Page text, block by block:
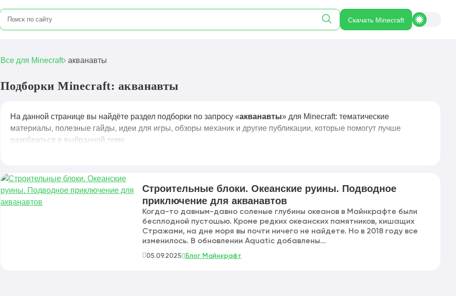
Скачать Minecraft
Все для Minecraft акванавты
Подборки Minecraft: акванавты
На данной странице вы найдёте раздел подборки по запросу «акванавты» для Minecraft: тематические
материалы, полезные гайды, идеи для игры, обзоры механик и другие публикации, которые помогут лучше
разобраться в выбранной теме.
Строительные блоки. Океанские руины. Подводное
приключение для акванавтов
Когда-то давным-давно соленые глубины океанов в Майнкрафте были
бесплодной пустошью. Кроме редких океанских памятников, кишащих
Стражами, на дне моря вы почти ничего не найдете. Но в 2018 году все
изменилось. В обновлении Aquatic добавлены...
05.09.2025 Блог Майнкрафт